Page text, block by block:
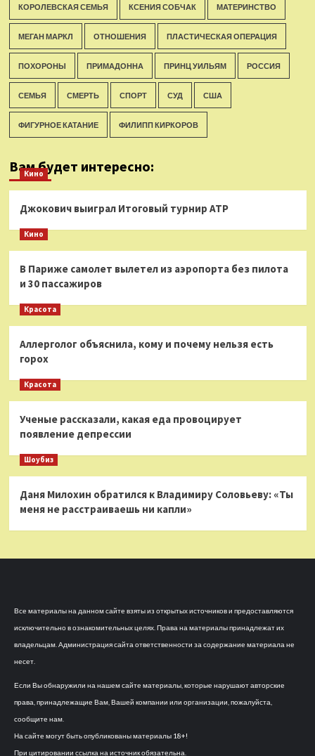
КОРОЛЕВСКАЯ СЕМЬЯ КСЕНИЯ СОБЧАК МАТЕРИНСТВО
МЕГАН МАРКЛ ОТНОШЕНИЯ ПЛАСТИЧЕСКАЯ ОПЕРАЦИЯ
ПОХОРОНЫ ПРИМАДОННА ПРИНЦ УИЛЬЯМ РОССИЯ
СЕМЬЯ СМЕРТЬ СПОРТ СУД США
ФИГУРНОЕ КАТАНИЕ ФИЛИПП КИРКОРОВ
Вам будет интересно:
Кино
Джокович выиграл Итоговый турнир ATP
Кино
В Париже самолет вылетел из аэропорта без пилота
и 30 пассажиров
Красота
Аллерголог объяснила, кому и почему нельзя есть
горох
Красота
Ученые рассказали, какая еда провоцирует
появление депрессии
Шоубиз
Даня Милохин обратился к Владимиру Соловьеву: «Ты
меня не расстраиваешь ни капли»
Все материалы на данном сайте взяты из открытых источников и предоставляются
исключительно в ознакомительных целях. Права на материалы принадлежат их
владельцам. Администрация сайта ответственности за содержание материала не
несет.
Если Вы обнаружили на нашем сайте материалы, которые нарушают авторские
права, принадлежащие Вам, Вашей компании или организации, пожалуйста,
сообщите нам.
На сайте могут быть опубликованы материалы 18+!
При цитировании ссылка на источник обязательна.